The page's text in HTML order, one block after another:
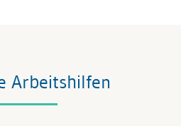
Arbeitshilfen